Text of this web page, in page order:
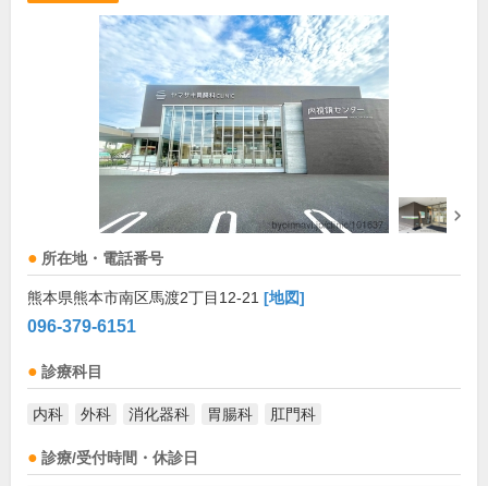
所在地・電話番号
熊本県熊本市南区馬渡2丁目12-21 [地図]
096-379-6151
診療科目
内科 外科 消化器科 胃腸科 肛門科
診療/受付時間・休診日